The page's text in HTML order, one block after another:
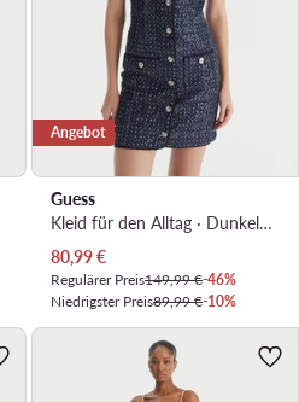
Angebot
Guess
Kleid für den Alltag · Dunkelblau · Mini
Aktueller Preis
80,99€
Regulärer Preis149,99 €-46%
Niedrigster Preis89,99 €-10%